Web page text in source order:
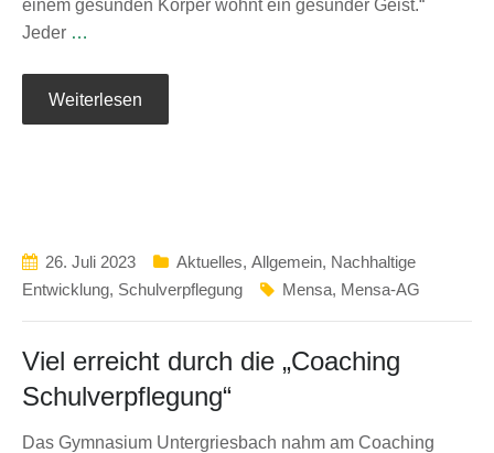
einem gesunden Körper wohnt ein gesunder Geist.“
Jeder …
Weiterlesen
26. Juli 2023 Aktuelles, Allgemein, Nachhaltige
Entwicklung, Schulverpflegung Mensa, Mensa-AG
Viel erreicht durch die „Coaching
Schulverpflegung“
Das Gymnasium Untergriesbach nahm am Coaching